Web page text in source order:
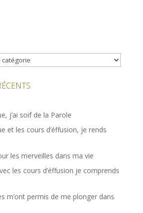
j’ai soif de la Parole
et les cours d’éffusion, je rends
les merveilles dans ma vie
les cours d’éffusion je comprends
m’ont permis de me plonger dans